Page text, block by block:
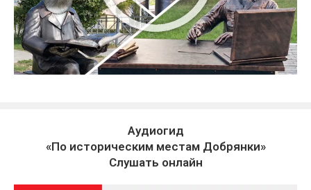
Аудиогид
«По историческим местам Добрянки»
Слушать онлайн